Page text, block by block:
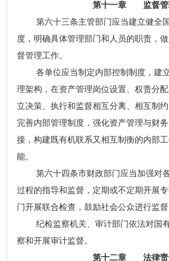
第十一章 监督管
第六十三条主管部门应当建立健全
度，明确具体管理部门和人员的职责，
督管理工作。
各单位应当制定内部控制制度，建
理架构，在资产管理岗位设置、权责分
立决策、执行和监督相互分离、相互制
完善内部管理制度，强化资产管理与财
接，构建既有机联系又相互制衡的内部
能。
第六十四条市财政部门应当加强对
过程的指导和监督，定期或不定期开展
门开展联合检查，鼓励社会公众进行监督
纪检监察机关、审计部门依法对国
察和开展审计监督。
第十二章 法律责